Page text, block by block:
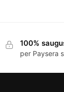
100%
per Paysera